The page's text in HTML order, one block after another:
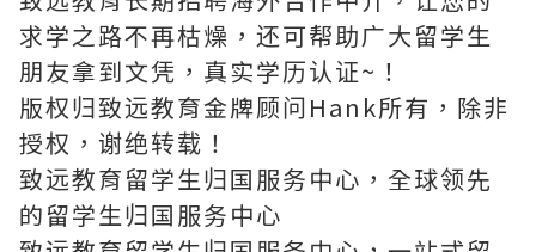
求学之路不再枯燥，还可帮助广大留学生
朋友拿到文凭，真实学历认证~！
版权归致远教育金牌顾问Hank所有，除非
授权，谢绝转载！
致远教育留学生归国服务中心，全球领先
的留学生归国服务中心